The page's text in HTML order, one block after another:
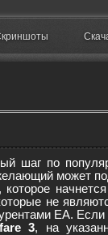
шаг по
может
которое
не
EA.
3, на